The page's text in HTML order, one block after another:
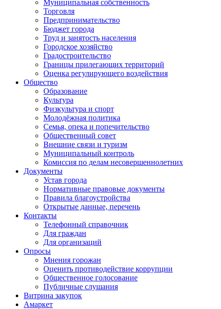
Муниципальная собственность
Торговля
Предпринимательство
Бюджет города
Труд и занятость населения
Городское хозяйство
Градостроительство
Границы прилегающих территорий
Оценка регулирующего воздействия
Общество
Образование
Культура
Физкультура и спорт
Молодёжная политика
Семья, опека и попечительство
Общественный совет
Внешние связи и туризм
Муниципальный контроль
Комиссия по делам несовершеннолетних
Документы
Устав города
Нормативные правовые документы
Правила благоустройства
Открытые данные, перечень
Контакты
Телефонный справочник
Для граждан
Для организаций
Опросы
Мнения горожан
Оценить противодействие коррупции
Общественное голосование
Публичные слушания
Витрина закупок
Амаркет